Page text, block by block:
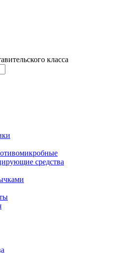
класса
средства